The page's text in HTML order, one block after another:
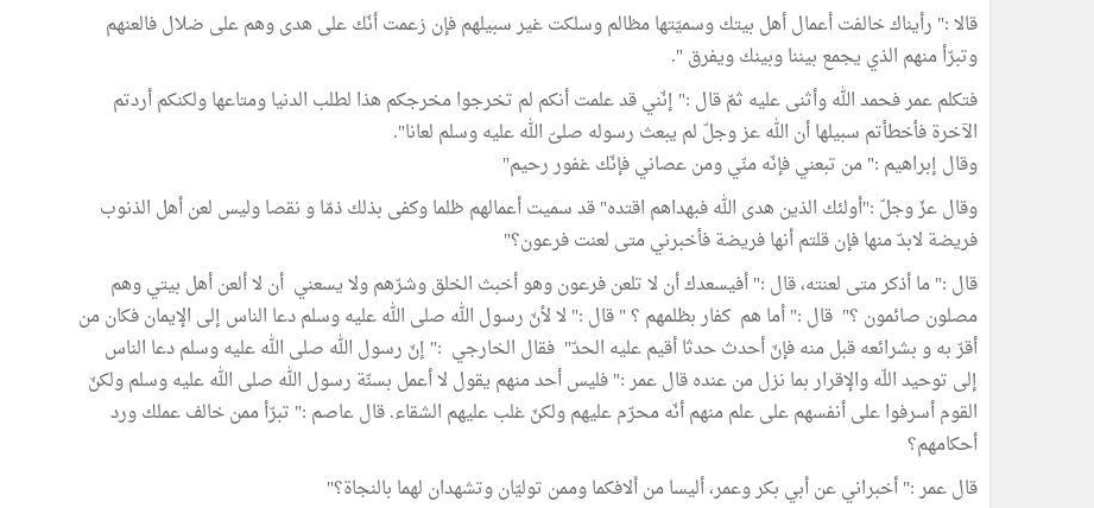
قالا :" رأيناك خالفت أعمال أهل بيتك وسميّتها مظالم وسلكت غير سبيلهم فإن زعمت أنّك على هدى وهم على ضلال فالعنهم
وتبرّأ منهم الذي يجمع بيننا وبينك ويفرق ".
فتكلم عمر فحمد الله وأثنى عليه ثمّ قال :" إنّني قد علمت أنكم لم تخرجوا مخرجكم هذا لطلب الدنيا ومتاعها ولكنكم أردتم
الآخرة فأخطأتم سبيلها أن الله عز وجلّ لم يبعث رسوله صلىّ الله عليه وسلم لعانا".
وقال إبراهيم :" من تبعني فإنّه منّي ومن عصاني فإنّك غفور رحيم"
وقال عزّ وجلّ :"أولئك الذين هدى الله فبهداهم اقتده" قد سميت أعمالهم ظلما وكفى بذلك ذمّا و نقصا وليس لعن أهل الذنوب
فريضة لابدّ منها فإن قلتم أنها فريضة فأخبرني متى لعنت فرعون؟"
قال :" ما أذكر متى لعنته، قال :" أفيسعدك أن لا تلعن فرعون وهو أخبث الخلق وشرّهم ولا يسعني أن لا ألعن أهل بيتي وهم
مصلون صائمون ؟" قال :" أما هم كفار بظلمهم ؟ " قال :" لا لأنّ رسول الله صلى الله عليه وسلم دعا الناس إلى الإيمان فكان من
أقرّ به و بشرائعه قبل منه فإنّ أحدث حدثا أقيم عليه الحدّ" فقال الخارجي :" إنّ رسول الله صلى الله عليه وسلم دعا الناس
إلى توحيد اللّه والإقرار بما نزل من عنده قال عمر :" فليس أحد منهم يقول لا أعمل بسنّة رسول الله صلى الله عليه وسلم ولكنّ
القوم أسرفوا على أنفسهم على علم منهم أنّه محرّم عليهم ولكنّ غلب عليهم الشقاء. قال عاصم :" تبرّأ ممن خالف عملك ورد
أحكامهم؟
قال عمر :" أخبراني عن أبي بكر وعمر، أليسا من ألافكما وممن توليّان وتشهدان لهما بالنجاة؟"